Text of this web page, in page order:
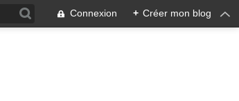
Connexion + Créer mon blog